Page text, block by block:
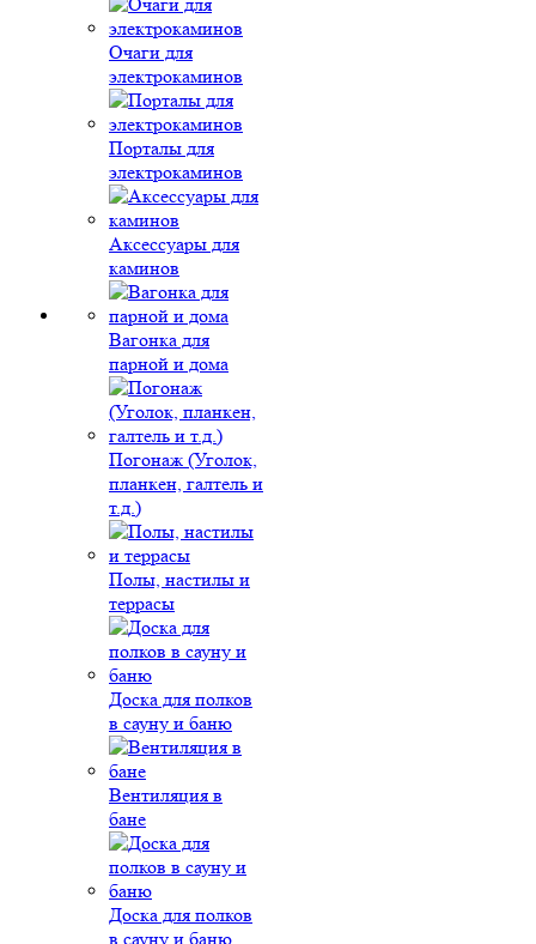
Очаги для
электрокаминов
Порталы для
электрокаминов
Аксессуары для
каминов
Вагонка для
парной и дома
Погонаж (Уголок,
планкен, галтель и
т.д.)
Полы, настилы и
террасы
Доска для полков
в сауну и баню
Вентиляция в
бане
Доска для полков
в сауну и баню